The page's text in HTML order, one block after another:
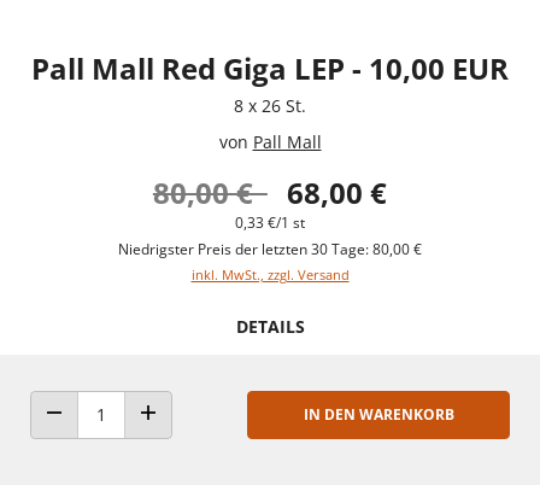
Pall Mall Red Giga LEP - 10,00 EUR
8 x 26 St.
von Pall Mall
80,00 € 68,00 €
0,33 €/1 st
Niedrigster Preis der letzten 30 Tage: 80,00 €
inkl. MwSt., zzgl. Versand
DETAILS
ANZAHL VERRINGERNANZAHL ERHÖHEN
IN DEN WARENKORB